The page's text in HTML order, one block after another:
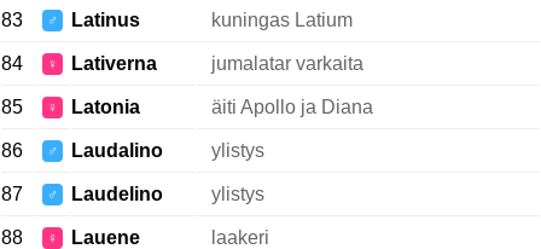
83 ♂ Latinus kuningas Latium
84 ♀ Lativerna jumalatar varkaita
85 ♀ Latonia äiti Apollo ja Diana
86 ♂ Laudalino ylistys
87 ♂ Laudelino ylistys
88 ♀ Lauene laakeri